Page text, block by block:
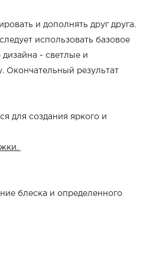
и дополнять друг друга.
использовать базовое
- светлые и
Окончательный результат
для создания яркого и
блеска и определенного